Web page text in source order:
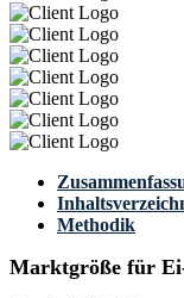
Methodik
Marktgröße für